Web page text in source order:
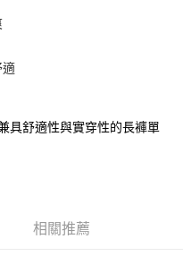
可立即使用無須另外申請。
立後會自動跳轉到大哥付的交易
、繳款截止日，確認付款後即完
續交易確認頁面所載為準。
遇審核未通過，訂單將自動取
達大哥付你分期系統評分，恕無
條碼／台灣大直營門市／銀行轉
。
適
具舒適性與實穿性的長褲單
相關推薦